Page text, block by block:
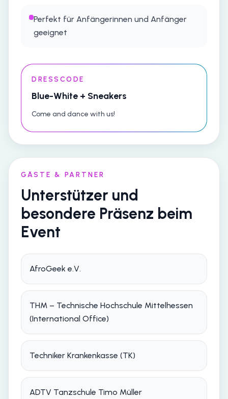
Perfekt für Anfängerinnen und Anfänger
geeignet
DRESSCODE
Blue-White + Sneakers
Come and dance with us!
GÄSTE & PARTNER
Unterstützer und
besondere Präsenz beim
Event
AfroGeek e.V.
THM – Technische Hochschule Mittelhessen
(International Office)
Techniker Krankenkasse (TK)
ADTV Tanzschule Timo Müller